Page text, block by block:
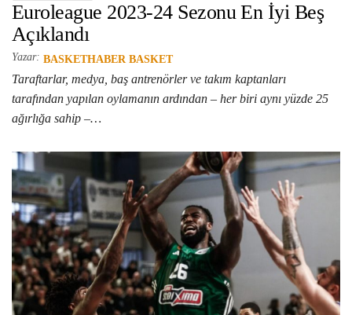
Euroleague 2023-24 Sezonu En İyi Beş
Açıklandı
Yazar: BASKETHABER BASKET
Taraftarlar, medya, baş antrenörler ve takım kaptanları
tarafından yapılan oylamanın ardından – her biri aynı yüzde 25
ağırlığa sahip –…